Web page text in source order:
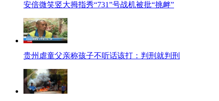
安倍微笑竖大拇指秀“731”号战机被批“挑衅”
贵州虐童父亲称孩子不听话该打：判刑就判刑